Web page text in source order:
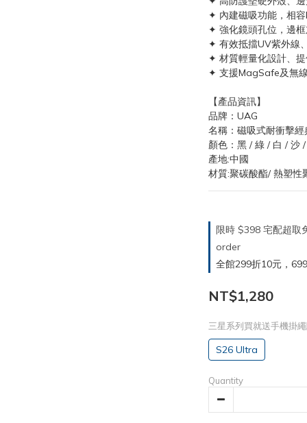
✦ 內建磁吸功能，相
✦ 強化鏡頭孔位，邊
✦ 有效抵擋UV紫外線
✦ 材質輕量化設計、
✦ 支援MagSafe及無
【產品資訊】
品牌：UAG
名稱：磁吸式耐衝擊經
顏色：黑 / 綠 / 白 / 沙
產地:中國
材質:聚碳酸酯/ 熱塑性
限時 $398 宅配超取
order
全館299折10元，
NT$1,280
三星系列買就送手機掛
S26 Ultra
Quantity